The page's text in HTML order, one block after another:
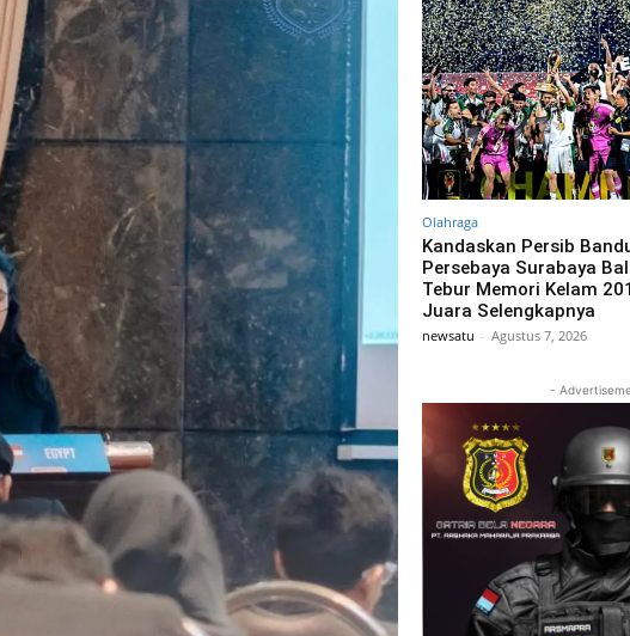
Olahraga
Kandaskan Persib
Persebaya Surabaya
Tebur Memori Kelam
Juara Selengkapnya
newsatu - Agustus 7, 2026
-